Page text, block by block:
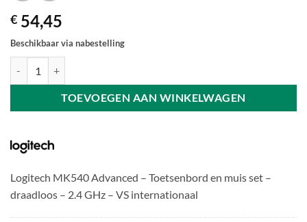
€ 54,45
Beschikbaar via nabestelling
TOEVOEGEN AAN WINKELWAGEN
Logitech MK540 Advanced – Toetsenbord en muis set –
draadloos – 2.4 GHz – VS internationaal